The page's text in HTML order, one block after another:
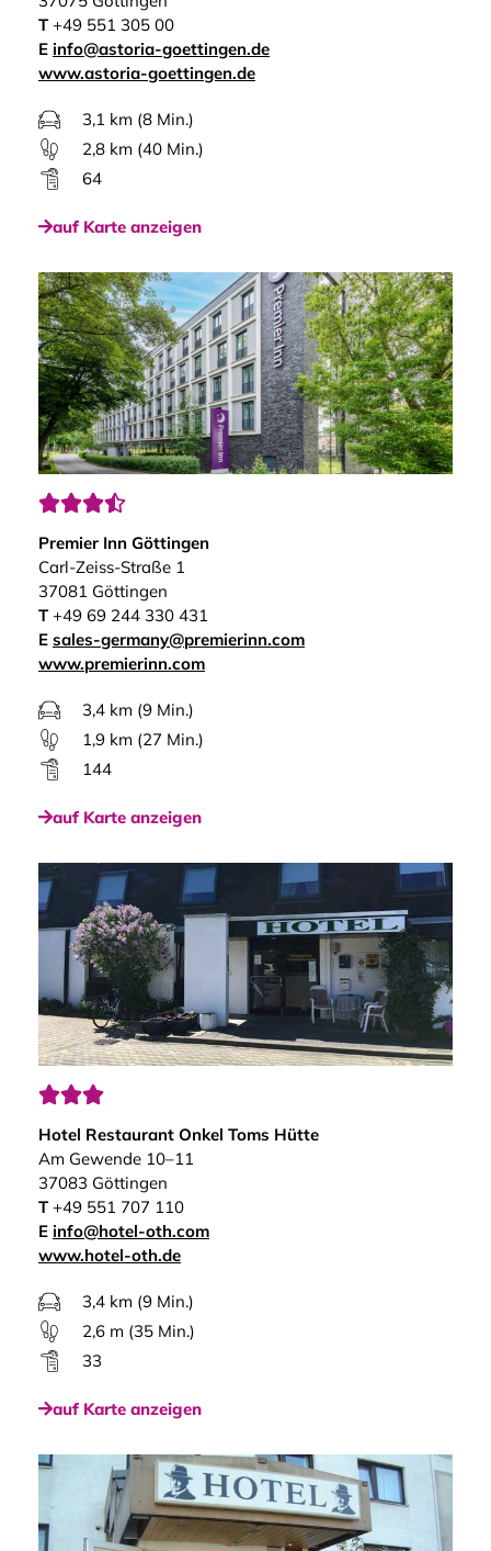
T+49 551 305 00
E info@astoria-goettingen.de
www.astoria-goettingen.de
3,1 km (8 Min.)
2,8 km (40 Min.)
64
auf Karte anzeigen

Premier Inn Göttingen
Carl-Zeiss-Straße 1
37081 Göttingen
T+49 69 244 330 431
E sales-germany@premierinn.com
www.premierinn.com
3,4 km (9 Min.)
1,9 km (27 Min.)
144
auf Karte anzeigen

Hotel Restaurant Onkel Toms Hütte
Am Gewende 10–11
37083 Göttingen
T+49 551 707 110
E info@hotel-oth.com
www.hotel-oth.de
3,4 km (9 Min.)
2,6 m (35 Min.)
33
auf Karte anzeigen